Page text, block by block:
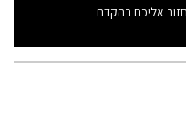
אליכם בהקדם